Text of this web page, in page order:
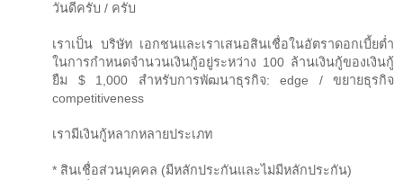
วันดีครับ / ครับ
เราเป็น บริษัท เอกชนและเราเสนอสินเชื่อในอัตราดอกเบี้ยต่ำ
ในการกำหนดจำนวนเงินกู้อยู่ระหว่าง 100 ล้านเงินกู้ของเงินกู้
ยืม $ 1,000 สำหรับการพัฒนาธุรกิจ: edge / ขยายธุรกิจ
competitiveness
เรามีเงินกู้หลากหลายประเภท
* สินเชื่อส่วนบุคคล (มีหลักประกันและไม่มีหลักประกัน)